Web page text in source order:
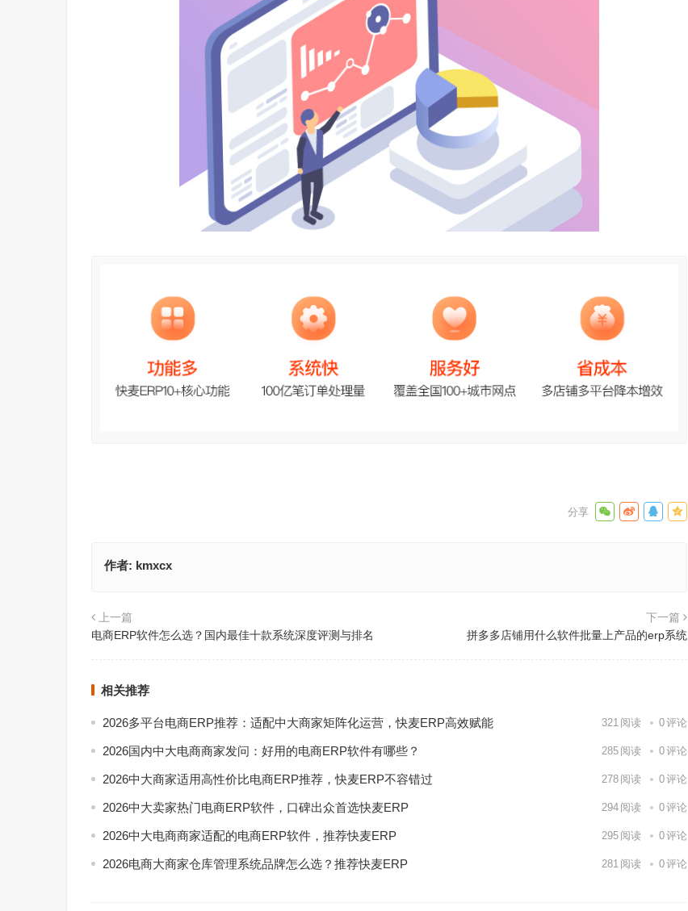
作者: kmxcx
上一篇
电商ERP软件怎么选？国内最佳十款系统深度评测与排名
下一篇
拼多多店铺用什么软件批量上产品的erp系统
相关推荐
2026多平台电商ERP推荐：适配中大商家矩阵化运营，快麦ERP高效赋能 321 阅读 0评论
2026国内中大电商商家发问：好用的电商ERP软件有哪些？ 285 阅读 0评论
2026中大商家适用高性价比电商ERP推荐，快麦ERP不容错过 278 阅读 0评论
2026中大卖家热门电商ERP软件，口碑出众首选快麦ERP 294 阅读 0评论
2026中大电商商家适配的电商ERP软件，推荐快麦ERP 295 阅读 0评论
2026电商大商家仓库管理系统品牌怎么选？推荐快麦ERP 281 阅读 0评论